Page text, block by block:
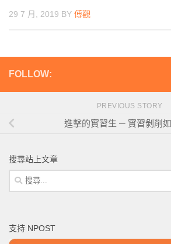
29 7 月, 2019 BY 傅觀
FOLLOW:
PREVIOUS STORY
進擊的實習生 ─ 實習剝削
搜尋站上文章
搜
尋
字:
支持 NPOST